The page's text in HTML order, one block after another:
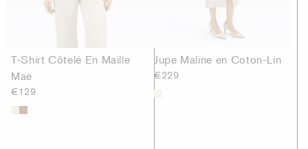
T-Shirt Côtelé En Maille
Mae
€129
Jupe Maline en Coton-Lin
€229